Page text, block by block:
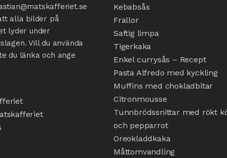
alla bilder på
lyder under
Vill du använda
du länka och ange
Kebabsås
Frallor
Saftig limpa
Tigerkaka
Enkel currysås – Recept
Pasta Alfredo med kyckling
Muffins med chokladbitar
Citronmousse
Tunnbrödssnittar med rökt
och pepparrot
Oreokladdkaka
Måttomvandling